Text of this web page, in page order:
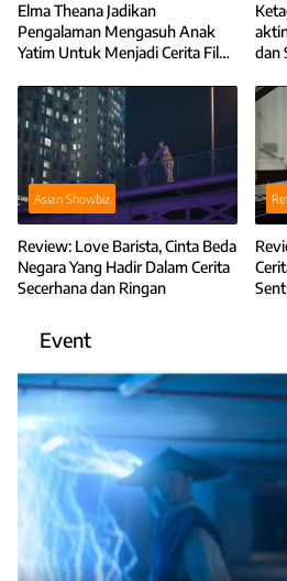
Elma Theana Jadikan
Pengalaman Mengasuh Anak
Yatim Untuk Menjadi Cerita Film
dan
Asian Showbiz
Review: Love Barista, Cinta Beda
Negara Yang Hadir Dalam Cerita
Secerhana dan Ringan
Event